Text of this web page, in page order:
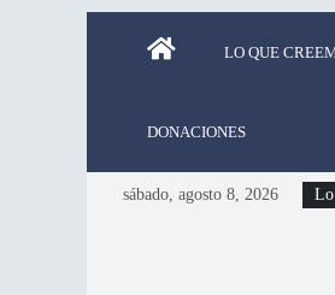
LO QUE
DONACIONES
sábado, agosto 8, 2026